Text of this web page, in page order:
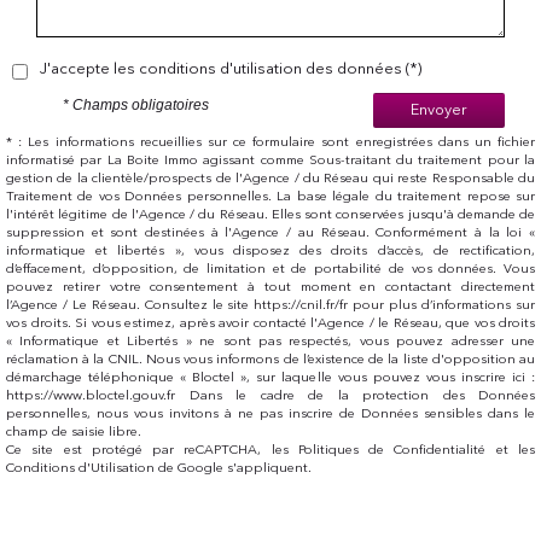
J'accepte les conditions d'utilisation des données (*)
Envoyer
* Champs obligatoires
* : Les informations recueillies sur ce formulaire sont enregistrées dans un fichier
informatisé par La Boite Immo agissant comme Sous-traitant du traitement pour la
gestion de la clientèle/prospects de l'Agence / du Réseau qui reste Responsable du
Traitement de vos Données personnelles. La base légale du traitement repose sur
l'intérêt légitime de l'Agence / du Réseau. Elles sont conservées jusqu'à demande de
suppression et sont destinées à l'Agence / au Réseau. Conformément à la loi «
informatique et libertés », vous disposez des droits d’accès, de rectification,
d’effacement, d’opposition, de limitation et de portabilité de vos données. Vous
pouvez retirer votre consentement à tout moment en contactant directement
l’Agence / Le Réseau. Consultez le site https://cnil.fr/fr pour plus d’informations sur
vos droits. Si vous estimez, après avoir contacté l'Agence / le Réseau, que vos droits
« Informatique et Libertés » ne sont pas respectés, vous pouvez adresser une
réclamation à la CNIL. Nous vous informons de l’existence de la liste d'opposition au
démarchage téléphonique « Bloctel », sur laquelle vous pouvez vous inscrire ici :
https://www.bloctel.gouv.fr Dans le cadre de la protection des Données
personnelles, nous vous invitons à ne pas inscrire de Données sensibles dans le
champ de saisie libre.
Ce site est protégé par reCAPTCHA, les Politiques de Confidentialité
et les
Conditions d'Utilisation de Google s'appliquent.